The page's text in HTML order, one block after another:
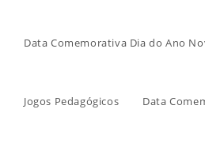
Data Comemorativa Dia do Ano
Jogos Pedagógicos Data